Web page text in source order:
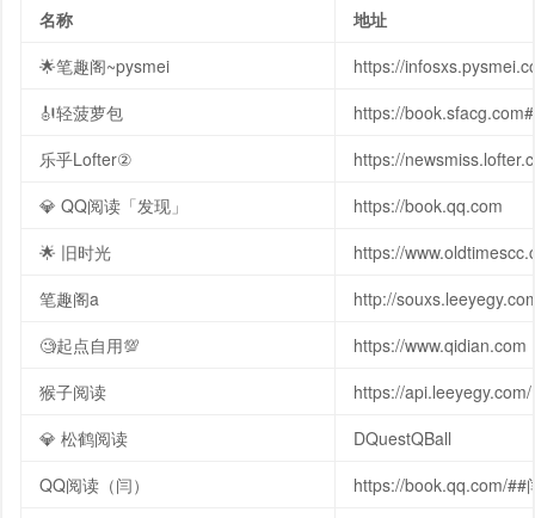
名称
地址
🌟笔趣阁~pysmei
https://
🎻轻菠萝包
https://
乐乎Lofter②
https://
💎 QQ阅读「发现」
https://book.qq.com
🌟 旧时光
https://
笔趣阁a
http://
🧐起点自用💯
https://www.qidian.com
猴子阅读
https://api.leeyegy.com/
💎 松鹤阅读
DQuestQBall
QQ阅读（闫）
https://book.qq.com/##